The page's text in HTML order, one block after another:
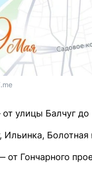
улицы Балчуг
Ильинка, Болотная
от Гончарного